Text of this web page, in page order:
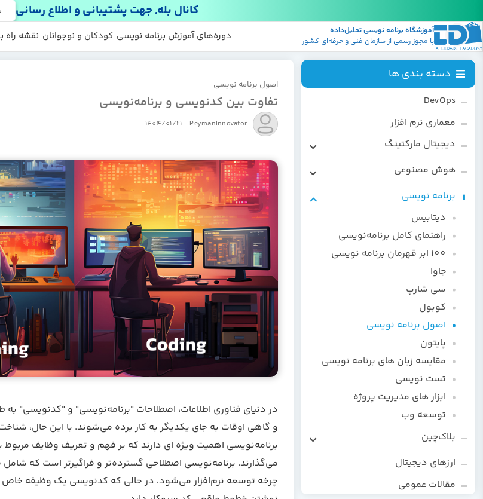
کانال بله, جهت پشتیبانی و اطلاع رسانی
آموزشگاه برنامه نویسی تحلیل‌داده
با مجوز رسمی از سازمان فنی و حرفه‌ای کشور
دوره‌های آموزش برنامه نویسی
پکیج ها
منابع رایگان کودکان و نوجوانان نقشه راه
دسته بندی ها
DevOps
معماری نرم افزار
دیجیتال مارکتینگ
سئو
هوش مصنوعی
کاربردهای هوش مصنوعی
یادگیری ماشین
ChatGPT
برنامه نویسی
دیتابیس
راهنمای کامل برنامه‌نویسی
100 ابر قهرمان برنامه نویسی
جاوا
سی شارپ
کوبول
اصول برنامه نویسی
پایتون
مقایسه زبان های برنامه نویسی
تست نویسی
ابزار های مدیریت پروژه
توسعه وب
بلاک‌چین
زبان برنامه‌نویسی سالیدیتی
ارزهای دیجیتال
مقالات عمومی
اصول برنامه نویسی
تفاوت بین کدنویسی و برنامه‌نویسی
PeymanInnovator
1404/01/21
در دنیای فناوری اطلاعات، اصطلاحات "برنامه‌نویسی" و "کدنویسی"
و گاهی اوقات به جای یکدیگر به کار برده می‌شوند. با این حال،
برنامه‌نویسی اهمیت ویژه ای دارند که بر فهم و تعریف وظایف مربوط
می‌گذارند. برنامه‌نویسی اصطلاحی گسترده‌تر و فراگیرتر است که
چرخه توسعه نرم‌افزار می‌شود، در حالی که کدنویسی یک وظیفه خاص